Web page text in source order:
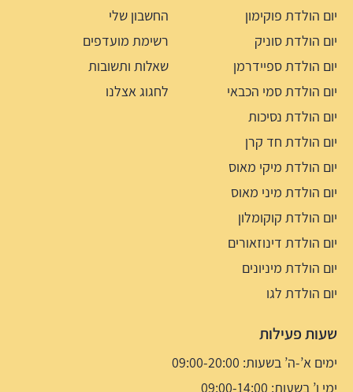
יום הולדת פוקימון
יום הולדת סוניק
יום הולדת ספיידרמן
יום הולדת סמי הכבאי
יום הולדת נסיכות
יום הולדת חד קרן
יום הולדת מיקי מאוס
יום הולדת מיני מאוס
יום הולדת קוקומלון
יום הולדת דינוזאורים
יום הולדת מיניונים
יום הולדת לגו
החשבון שלי
רשימת מועדפים
שאלות ותשובות
לחגוג אצלנו
שעות פעילות
ימים א’-ה’ בשעות: 09:00-20:00
ימי ו’ בשעות: 09:00-14:00